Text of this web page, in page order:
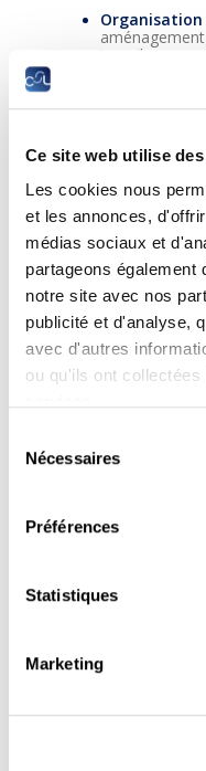
Ce site web utilise
Les cookies nous
et les annonces,
médias sociaux et
partageons également
notre site avec nos
publicité et d'analyse,
avec d'autres
ou qu'ils ont
Nécessaires
Préférences
Statistiques
Marketing
travail ou
ses
aides
Les différentes
afin de faciliter
formation.
La séance
présentiel
simultanément
en présentiel
la Chambre de
le Ministère de